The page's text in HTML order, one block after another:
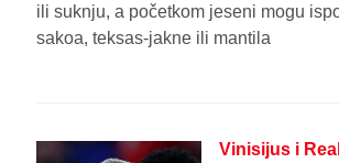
ili suknju, a početkom jeseni mogu
sakoa, teksas-jakne ili mantila
Vinisijus i